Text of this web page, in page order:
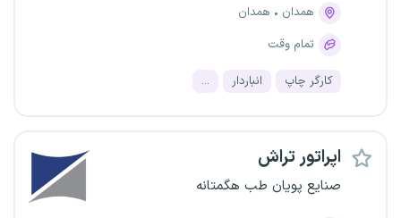
همدان
همدان
تمام وقت
کارگر چاپ انباردار ...
اپراتور تراش
صنایع پویان طب هگمتانه